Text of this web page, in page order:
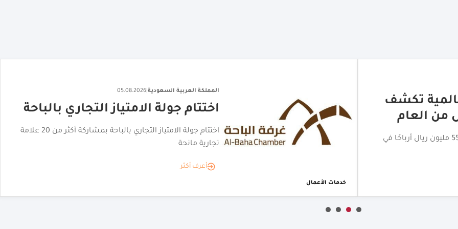
خدمات الأعمال
المملكة العربية السعودية|
06.08.2026
"القصر الأحمر" يكشف عن هويته
البصرية
"القصر الأحمر" يكشف عن هويته البصرية تمهيدًا لافتتاحه
أعرف أكثر
بالباحة